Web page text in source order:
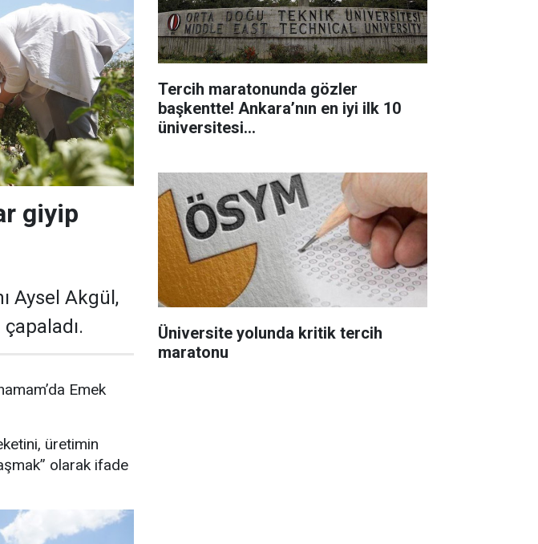
giyip
Aysel Akgül,
Emek
üretimin
olarak ifade
Tercih maratonunda gözler
başkentte! Ankara’nın en iyi ilk 10
üniversitesi…
Üniversite yolunda kritik tercih
maratonu